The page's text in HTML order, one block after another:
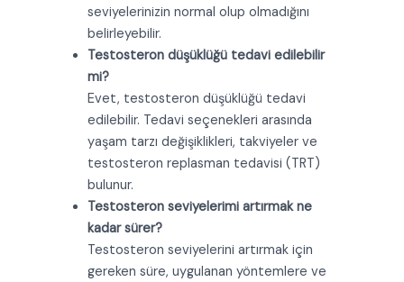
seviyelerinizin normal olup olmadığını
belirleyebilir.
Testosteron düşüklüğü tedavi edilebilir
mi?
Evet, testosteron düşüklüğü tedavi
edilebilir. Tedavi seçenekleri arasında
yaşam tarzı değişiklikleri, takviyeler ve
testosteron replasman tedavisi (TRT)
bulunur.
Testosteron seviyelerimi artırmak ne
kadar sürer?
Testosteron seviyelerini artırmak için
gereken süre, uygulanan yöntemlere ve